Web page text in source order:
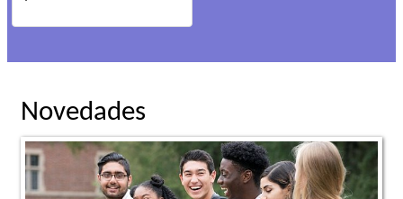
Novedades